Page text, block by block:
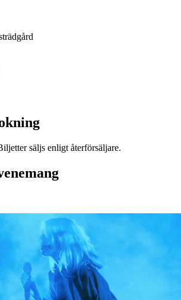
säljs enligt återförsäljare.